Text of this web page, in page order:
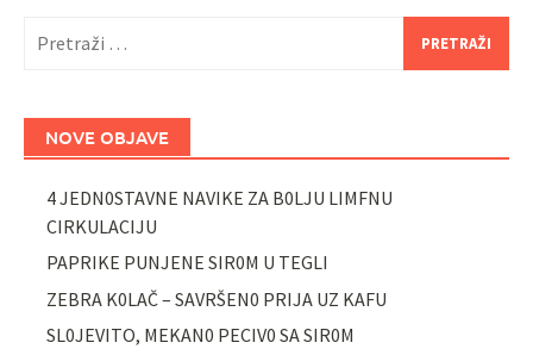
NOVE OBJAVE
4 JEDN0STAVNE NAVIKE ZA B0LJU LIMFNU
CIRKULACIJU
PAPRIKE PUNJENE SIR0M U TEGLI
ZEBRA K0LAČ – SAVRŠEN0 PRIJA UZ KAFU
SL0JEVITO, MEKAN0 PECIV0 SA SIR0M